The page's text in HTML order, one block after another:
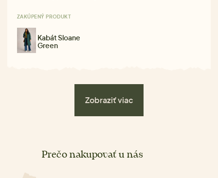
ZAKÚPENÝ PRODUKT
Kabát Sloane
Green
Zobraziť viac
Prečo nakupovať u nás